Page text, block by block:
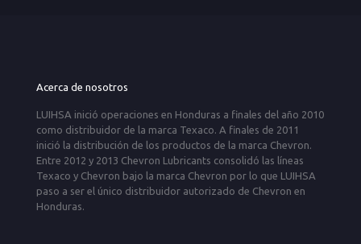
Acerca de nosotros
LUIHSA inició operaciones en Honduras a finales del año 2010
como distribuidor de la marca Texaco. A finales de 2011
inició la distribución de los productos de la marca Chevron.
Entre 2012 y 2013 Chevron Lubricants consolidó las líneas
Texaco y Chevron bajo la marca Chevron por lo que LUIHSA
paso a ser el único distribuidor autorizado de Chevron en
Honduras.